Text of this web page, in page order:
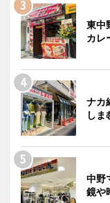
東中
カレ
ナカ
しま
中野
鏡や